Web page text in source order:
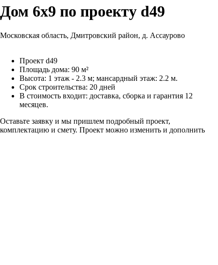
Дом 6х9 по проекту d49
Московская область, Дмитровский район, д. Ассаурово
Проект d49
Площадь дома: 90 м²
Высота: 1 этаж - 2.3 м; мансардный этаж: 2.2 м.
Срок строительства: 20 дней
В стоимость входит: доставка, сборка и гарантия 12
месяцев.
Оставьте заявку и мы пришлем подробный проект,
комплектацию и смету. Проект можно изменить и дополнить